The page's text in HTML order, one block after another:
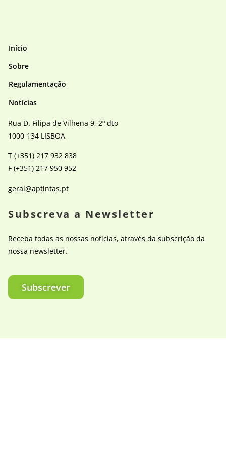
Início
Sobre
Regulamentação
Notícias
Rua D. Filipa de Vilhena 9, 2º dto
1000-134 LISBOA
T (+351) 217 932 838
F (+351) 217 950 952
geral@aptintas.pt
Subscreva a Newsletter
Receba todas as nossas notícias, através da subscrição da
nossa newsletter.
Subscrever